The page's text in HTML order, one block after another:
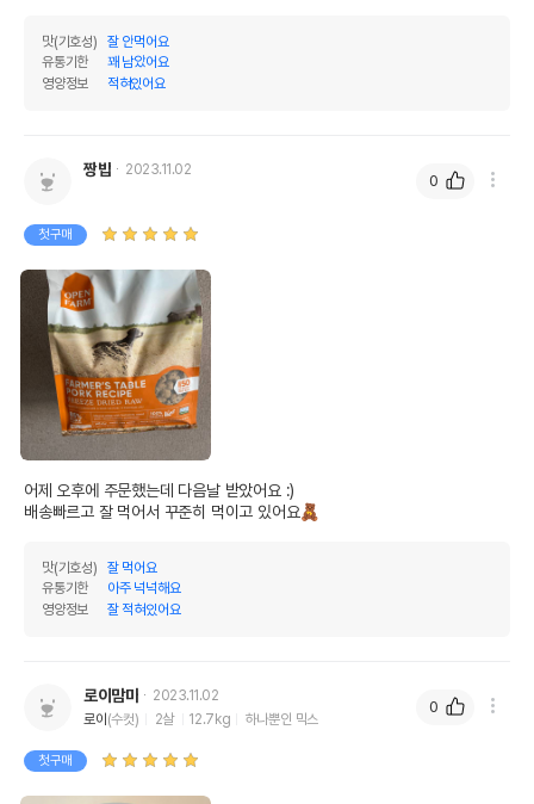
맛(기호성)
잘 안먹어요
유통기한
꽤 남았어요
영양정보
적혀있어요
짱밥 2023.11.02
첫구매
어제 오후에 주문했는데 다음날 받았어요 :)
배송빠르고 잘 먹어서 꾸준히 먹이고 있어요🧸
맛(기호성)
잘 먹어요
유통기한
아주 넉넉해요
영양정보
잘 적혀있어요
0
로이맘마
2023.11.02
로이(수컷) 2살 12.7kg 하나뿐인 믹스
첫구매
0